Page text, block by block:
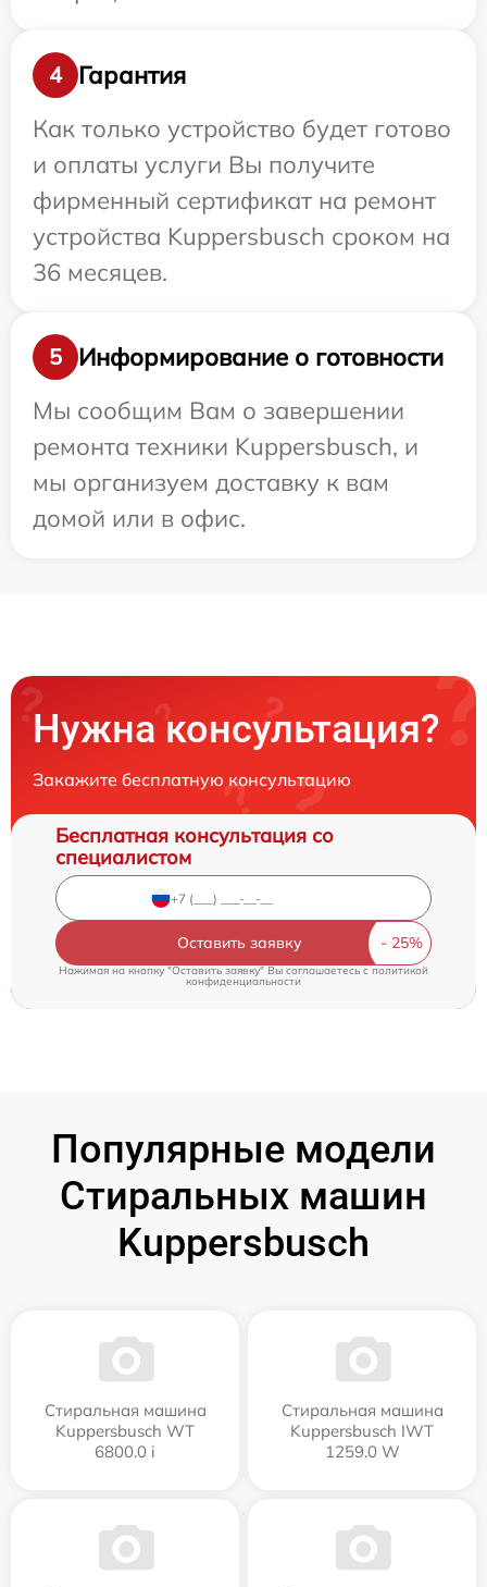
4
Гарантия
Как только устройство будет готово
и оплаты услуги Вы получите
фирменный сертификат на ремонт
устройства Kuppersbusch сроком на
36 месяцев.
5
Информирование о готовности
Мы сообщим Вам о завершении
ремонта техники Kuppersbusch, и
мы организуем доставку к вам
домой или в офис.
Нужна консультация?
Закажите бесплатную консультацию
Бесплатная консультация со
специалистом
Оставить заявку
Нажимая на кнопку "Оставить заявку" Вы соглашаетесь c политикой
конфиденциальности
Популярные модели
Стиральных машин
Kuppersbusch
Стиральная машина
Kuppersbusch WT
6800.0 i
Стиральная машина
Kuppersbusch IWT
1259.0 W